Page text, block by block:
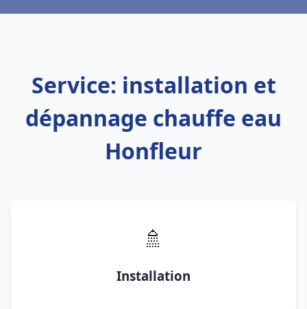
Service: installation et
dépannage chauffe eau
Honfleur
🚿
Installation